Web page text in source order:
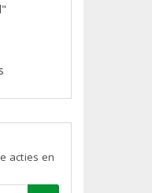
acties en